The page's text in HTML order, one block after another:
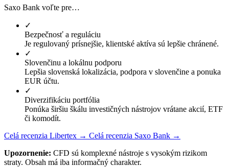
Saxo Bank voľte pre…
✓
Bezpečnosť a reguláciu
Je regulovaný prísnejšie, klientské aktíva sú lepšie chránené.
✓
Slovenčinu a lokálnu podporu
Lepšia slovenská lokalizácia, podpora v slovenčine a ponuka
EUR účtu.
✓
Diverzifikáciu portfólia
Ponúka širšiu škálu investičných nástrojov vrátane akcií, ETF
či komodít.
Celá recenzia Libertex → Celá recenzia Saxo Bank →
Upozornenie: CFD sú komplexné nástroje s vysokým rizikom
straty. Obsah má iba informačný charakter.